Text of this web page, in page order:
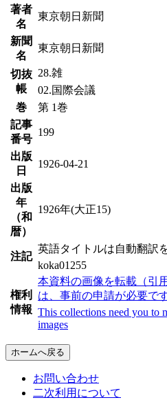
著者
名
東京朝日新聞
新聞
名
東京朝日新聞
切抜
帳
28.雑
02.国際会議
巻
第 1巻
記事
番号
199
出版
日
1926-04-21
出版
年
（和
暦）
1926年(大正15)
注記
英語タイトルは自動翻訳
koka01255
権利
情報
本資料の画像を転載（引
は、事前の申請が必要で
This collections need you to
images
ホームへ戻る
お問い合わせ
二次利用について